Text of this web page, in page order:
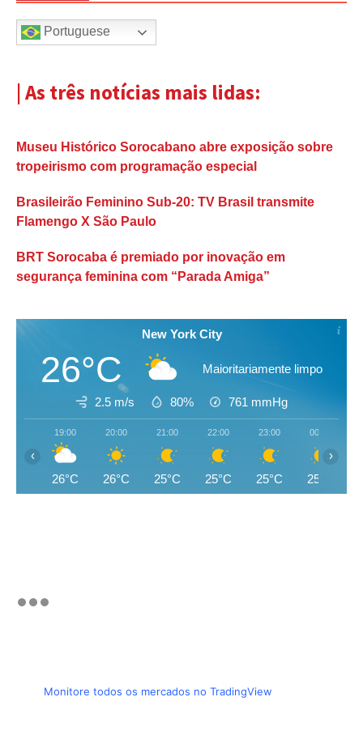
Portuguese
| As três notícias mais lidas:
Museu Histórico Sorocabano abre exposição sobre
tropeirismo com programação especial
Brasileirão Feminino Sub-20: TV Brasil transmite
Flamengo X São Paulo
BRT Sorocaba é premiado por inovação em
segurança feminina com “Parada Amiga”
New York City
26°C Maioritariamente limpo
2.5 m/s 80% 761 mmHg
19:00
26°C
20:00
26°C
21:00
25°C
22:00
25°C
23:00
25°C
00:00
25°C
‹ ›
Monitore todos os mercados no TradingView